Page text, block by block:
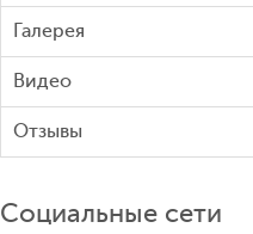
Галерея
Видео
Отзывы
Социальные сети